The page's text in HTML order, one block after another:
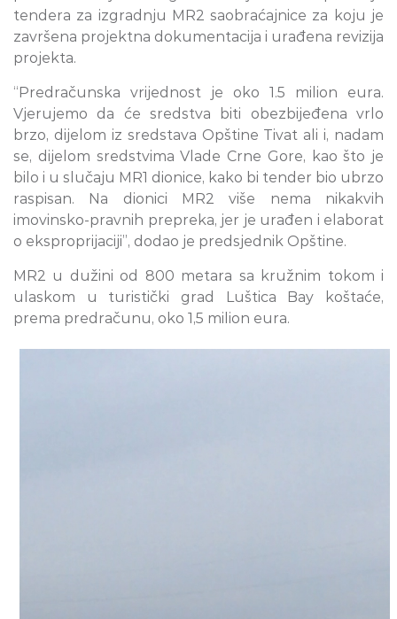
tendera za izgradnju MR2 saobraćajnice za koju je
završena projektna dokumentacija i urađena revizija
projekta.
“Predračunska vrijednost je oko 1.5 milion eura.
Vjerujemo da će sredstva biti obezbijeđena vrlo
brzo, dijelom iz sredstava Opštine Tivat ali i, nadam
se, dijelom sredstvima Vlade Crne Gore, kao što je
bilo i u slučaju MR1 dionice, kako bi tender bio ubrzo
raspisan. Na dionici MR2 više nema nikakvih
imovinsko-pravnih prepreka, jer je urađen i elaborat
o eksproprijaciji”, dodao je predsjednik Opštine.
MR2 u dužini od 800 metara sa kružnim tokom i
ulaskom u turistički grad Luštica Bay koštaće,
prema predračunu, oko 1,5 milion eura.